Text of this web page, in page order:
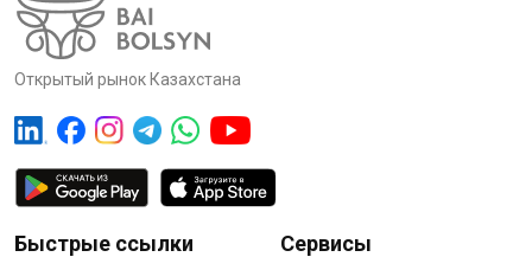
Открытый рынок Казахстана
Быстрые ссылки Сервисы